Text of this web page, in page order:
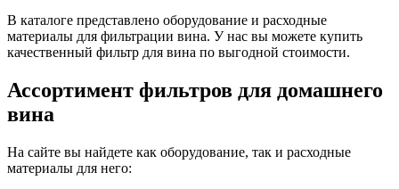
В каталоге представлено оборудование и расходные
материалы для фильтрации вина. У нас вы можете купить
качественный фильтр для вина по выгодной стоимости.
Ассортимент фильтров для домашнего
вина
На сайте вы найдете как оборудование, так и расходные
материалы для него: